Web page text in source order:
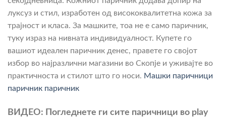
луксуз и стил, изработен од висококвалитетна кожа за
трајност и класа. За машките, тоа не е само паричник,
туку израз на нивната индивидуалност. Купете го
вашиот идеален паричник денес, правете го својот
избор во најразлични магазини во Скопје и уживајте во
практичноста и стилот што го носи. Машки паричници
паричник паричник
ВИДЕО: Погледнете ги сите паричници во play